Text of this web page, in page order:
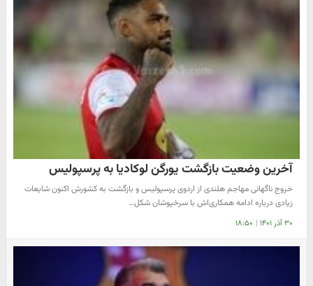
آخرین وضعیت بازگشت یورگن لوکادیا به پرسپولیس
خروج ناگهانی مهاجم هلندی از اردوی پرسپولیس و بازگشت به کشورش اکنون شایعات
زیادی درباره ادامه همکاری‌اش با سرخپوشان شکل…
۳۰ آذر ۱۴۰۱ | ۱۸:۵۰